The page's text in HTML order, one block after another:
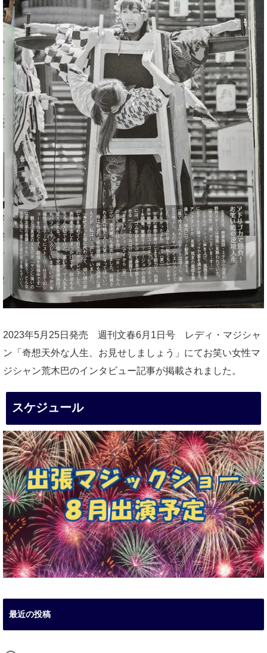
2023年5月25日発売 週刊文春6月1日号 レディ・マジシャ
ン「奇想天外な人生、お見せしましょう」にてお笑い女性マ
ジシャン荒木巴のインタビュー記事が掲載されました。
スケジュール
最近の投稿